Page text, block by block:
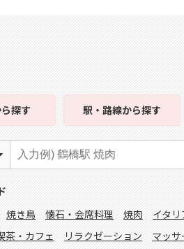
探す 駅・路線から探す
焼き鳥 懐石・会席料理 焼肉 イタ
茶・カフェ リラクゼーション マッサ